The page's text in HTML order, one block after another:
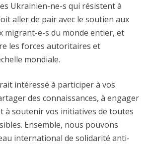
Ukrainien-ne-s qui résistent à
aller de pair avec le soutien aux
migrant-e-s du monde entier, et
les forces autoritaires et
mondiale.
intéressé à participer à vos
des connaissances, à engager
à soutenir vos initiatives de toutes
Ensemble, nous pouvons
international de solidarité anti-